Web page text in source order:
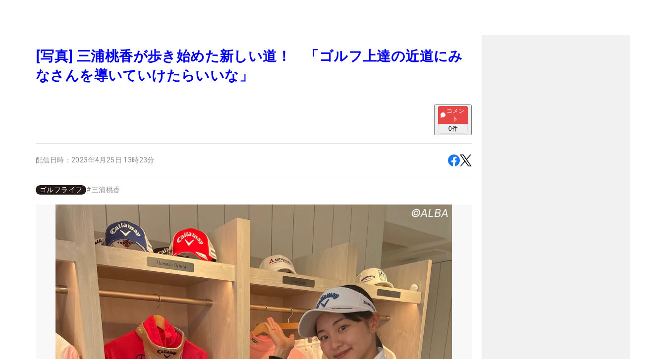
[写真] 三浦桃香が歩き始めた新しい道！ 「ゴルフ上達の近道にみ
なさんを導いていけたらいいな」
コメン
ト
0件
配信日時： 2023年4月25日 13時23分
ゴルフライフ #三浦桃香